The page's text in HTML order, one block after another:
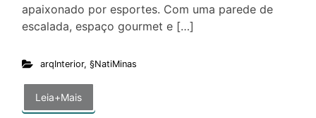
apaixonado por esportes. Com uma parede de
escalada, espaço gourmet e […]
arqInterior, §NatiMinas
Leia+Mais